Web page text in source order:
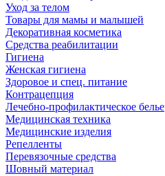
Уход за телом
Товары для мамы и малышей
Декоративная косметика
Средства реабилитации
Гигиена
Женская гигиена
Здоровое и спец. питание
Контрацепция
Лечебно-профилактическое белье
Медицинская техника
Медицинские изделия
Репелленты
Перевязочные средства
Шовный материал